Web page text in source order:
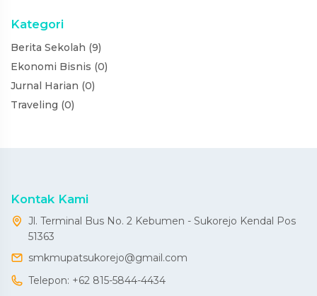
Kategori
Berita Sekolah (9)
Ekonomi Bisnis (0)
Jurnal Harian (0)
Traveling (0)
Kontak Kami
Jl. Terminal Bus No. 2 Kebumen - Sukorejo Kendal Pos
51363
smkmupatsukorejo@gmail.com
Telepon: +62 815-5844-4434